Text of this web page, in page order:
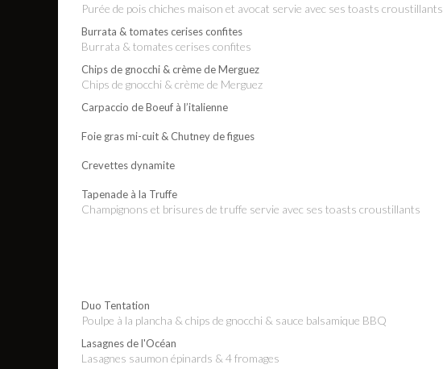
Purée de pois chiches maison et avocat servie avec ses toasts croustillants
Burrata & tomates cerises confites
Burrata & tomates cerises confites
Chips de gnocchi & crème de Merguez
Chips de gnocchi & crème de Merguez
Carpaccio de Boeuf à l’italienne
Foie gras mi-cuit & Chutney de figues
Crevettes dynamite
Tapenade à la Truffe
Champignons et brisures de truffe servie avec ses toasts croustillants
Duo Tentation
Poulpe à la plancha & chips de gnocchi & sauce balsamique BBQ
Lasagnes de l'Océan
Lasagnes saumon épinards & 4 fromages